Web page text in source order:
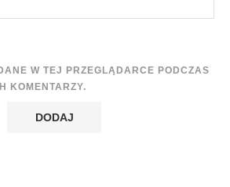
W TEJ PRZEGLĄDARCE PODCZAS
KOMENTARZY.